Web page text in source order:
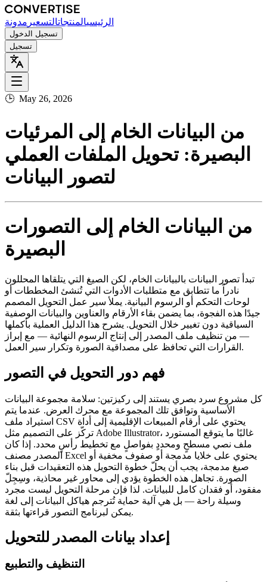
الرئيسيالمنتجاتالتسعير مدونة
تسجيل الدخول
تسجيل
🕒 May 26, 2026
من البيانات الخام إلى المرئيات
البصيرة: تحويل الملفات العملي
لتصور البيانات
من البيانات الخام إلى التصورات
البصيرة
تبدأ تصور البيانات بالبيانات الخام، لكن الصيغ التي يتلقاها المحللون
نادراً ما تتطابق مع متطلبات الأدوات التي تُنشئ المخططات أو
لوحات التحكم أو الرسوم البيانية. يملأ سير عمل التحويل المصمم
جيدًا هذه الفجوة، بما يضمن بقاء الأرقام والعناوين والبيانات الوصفية
السياقية دون تغيير خلال التحويل. يشرح هذا الدليل العملية بأكملها
— من تنظيف ملف المصدر إلى إنتاج الرسوم النهائية — مع إبراز
القرارات التي تحافظ على مصداقية الصورة وتكرار سير العمل.
فهم دور التحويل في التصور
كل مشروع سرد بصري يستند إلى ركيزتين: سلامة مجموعة البيانات
الأساسية وتوافق تلك المجموعة مع محرك العرض. عندما يتم
استيراد ملف CSV يحتوي على أرقام المبيعات الإقليمية إلى أداة
تركّز على التصميم مثل Adobe Illustrator، غالبًا ما يتوقع المستورد
ملف نصي مسطحٍ ومحددٍ بفواصلٍ مع تخطيط رأسٍ محدد. إذا كان
المصدر مصنف Excel يحتوي على خلايا مدمجة أو صفوف مخفية أو
صيغ مدمجة، يجب أن يحلّ خطوة التحويل هذه التعقيدات قبل بناء
الصورة. تجاهل هذه الخطوة يؤدي إلى محاور غير محاذية، وسِجِلّ
مفقود، أو فقدان كامل للبيانات. لذا فإن مرحلة التحويل ليست مجرد
وسيلة راحة — بل هي آلية حماية تُترجم هياكل البيانات إلى لغة
يمكن لبرنامج التصور قراءتها بثقة.
إعداد بيانات المصدر للتحويل
التنظيف والتطبيع